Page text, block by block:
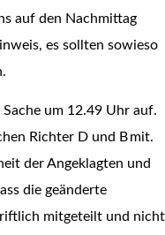
auf den Nachmittag
es sollten sowieso
um 12.49 Uhr auf.
Richter D und B mit.
der Angeklagten und
die geänderte
mitgeteilt und nicht